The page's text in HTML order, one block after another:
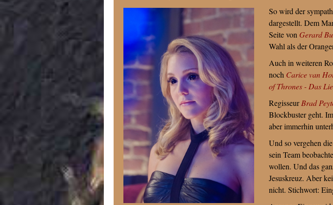
So wird der
dargestellt. Dem
Seite von Gerard
Wahl als der
Auch in weiteren
noch Carice van
of Thrones - Das
RegisseurBrad
Blockbuster geht.
aber immerhin
Und so vergehen
sein Team
wollen. Und das
Jesuskreuz. Aber
nicht. Stichwort: